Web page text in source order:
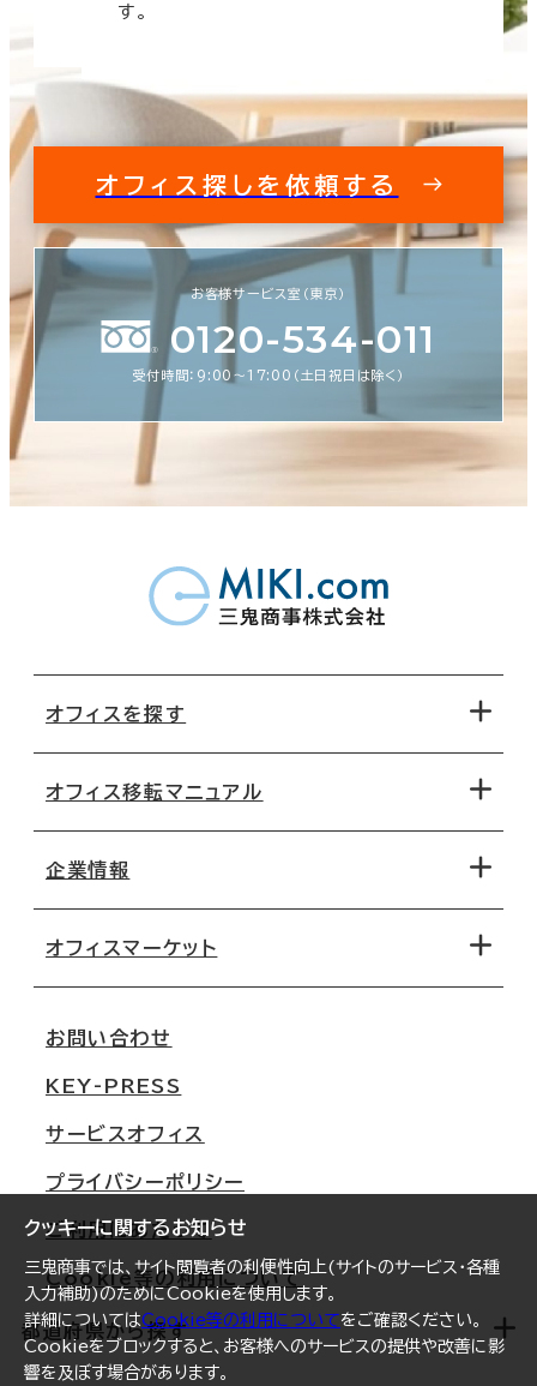
クッキーに関するお知らせ
三鬼商事では、サイト閲覧者の利便性向上(サイトのサービス・各種
入力補助)のためにCookieを使用します。
詳細についてはCookie等の利用についてをご確認ください。
Cookieをブロックすると、お客様へのサービスの提供や改善に影
響を及ぼす場合があります。
す。
オフィス探しを依頼する
お客様サービス室（東京）
0120-534-011
受付時間：9:00〜17:00（土日祝日は除く）
オフィスを探す
地図から探す
路線・駅から探す
オフィス移転マニュアル
移転コストシミュレーション
移転スケジュール
オフィス移転Q&A
企業情報
オフィスマーケット
大阪
名古屋
札幌
仙台
横浜
福岡
オフィスリポート
お問い合わせ
KEY-PRESS
サービスオフィス
プライバシーポリシー
ご利用にあたって
Cookie等の利用について
都道府県から探す